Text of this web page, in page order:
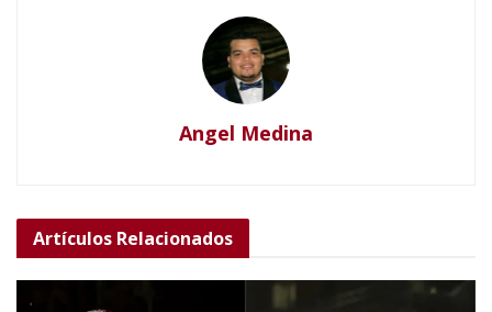
Angel Medina
Artículos Relacionados